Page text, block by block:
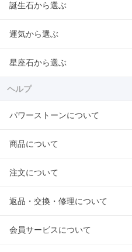
誕生石から選ぶ
運気から選ぶ
星座石から選ぶ
ヘルプ
パワーストーンについて
商品について
注文について
返品・交換・修理について
会員サービスについて